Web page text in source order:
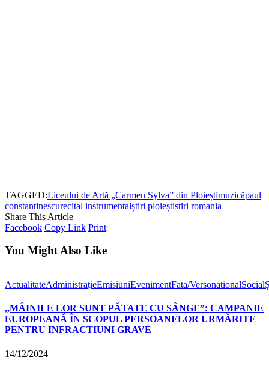
TAGGED:Liceului de Artă „Carmen Sylva” din Ploieștimuzicăpaul
constantinescurecital instrumentalștiri ploieștistiri romania
Share This Article
Facebook Copy Link Print
You Might Also Like
ActualitateAdministrațieEmisiuniEvenimentFata/VersonationalSocial
,,MÂINILE LOR SUNT PĂTATE CU SÂNGE”: CAMPANIE
EUROPEANĂ ÎN SCOPUL PERSOANELOR URMĂRITE
PENTRU INFRACTIUNI GRAVE
14/12/2024